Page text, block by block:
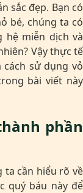
sắc đẹp. Bạn có
bé, chúng ta có
hệ miễn dịch và
Vậy thực tế
sử dụng vỏ
bài viết này
phần
ta cần hiểu rõ về
quý báu này để